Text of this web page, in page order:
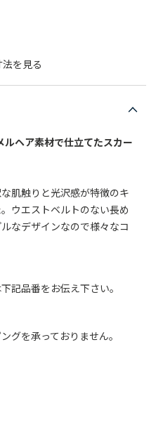
法を見る
ヘア素材で仕立てたスカー
肌触りと光沢感が特徴のキ
ウエストベルトのない長め
なデザインなので様々なコ
記品番をお伝え下さい。
グを承っておりません。